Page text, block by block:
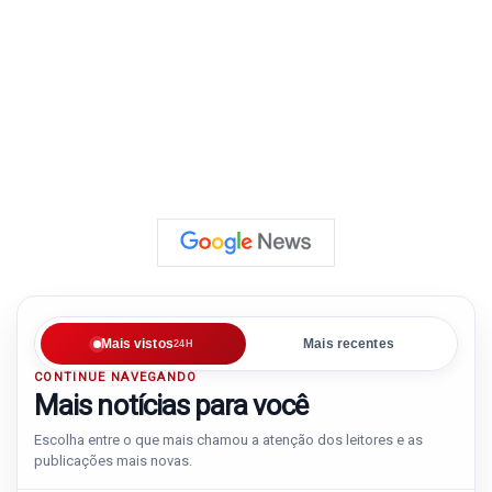
Mais vistos24H Mais recentes
CONTINUE NAVEGANDO
Mais notícias para você
Escolha entre o que mais chamou a atenção dos leitores e as
publicações mais novas.